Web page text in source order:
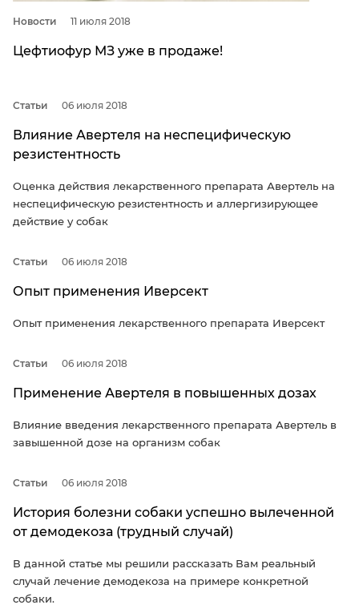
Новости 11 июля 2018
Цефтиофур МЗ уже в продаже!
Статьи 06 июля 2018
Влияние Авертеля на неспецифическую
резистентность
Оценка действия лекарственного препарата Авертель на
неспецифическую резистентность и аллергизирующее
действие у собак
Статьи 06 июля 2018
Опыт применения Иверсект
Опыт применения лекарственного препарата Иверсект
Статьи 06 июля 2018
Применение Авертеля в повышенных дозах
Влияние введения лекарственного препарата Авертель в
завышенной дозе на организм собак
Статьи 06 июля 2018
История болезни собаки успешно вылеченной
от демодекоза (трудный случай)
В данной статье мы решили рассказать Вам реальный
случай лечение демодекоза на примере конкретной
собаки.